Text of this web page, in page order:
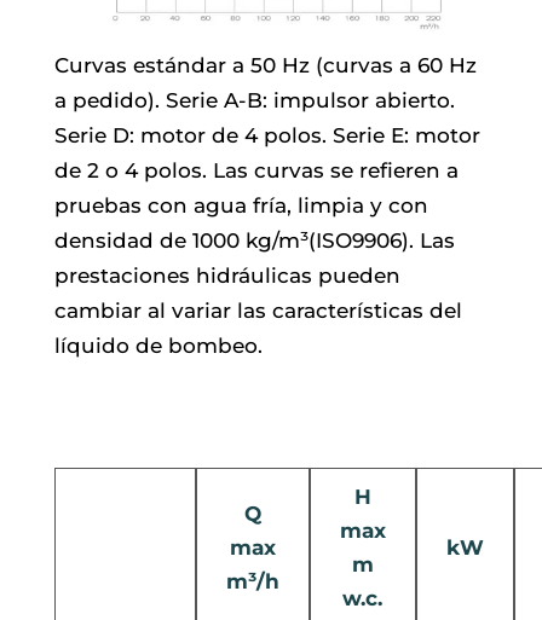
Curvas estándar a 50 Hz (curvas a 60 Hz
a pedido). Serie A-B: impulsor abierto.
Serie D: motor de 4 polos. Serie E: motor
de 2 o 4 polos. Las curvas se refieren a
pruebas con agua fría, limpia y con
densidad de 1000 kg/m³(ISO9906). Las
prestaciones hidráulicas pueden
cambiar al variar las características del
líquido de bombeo.
Q
max
m³/h
H
max
m
w.c.
kW